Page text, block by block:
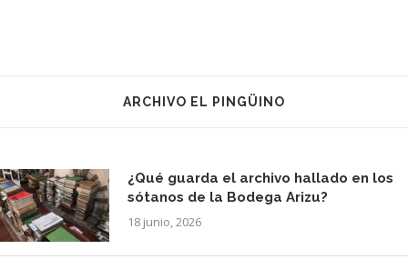
ARCHIVO EL PINGÜINO
¿Qué guarda el archivo hallado en los
sótanos de la Bodega Arizu?
18 junio, 2026